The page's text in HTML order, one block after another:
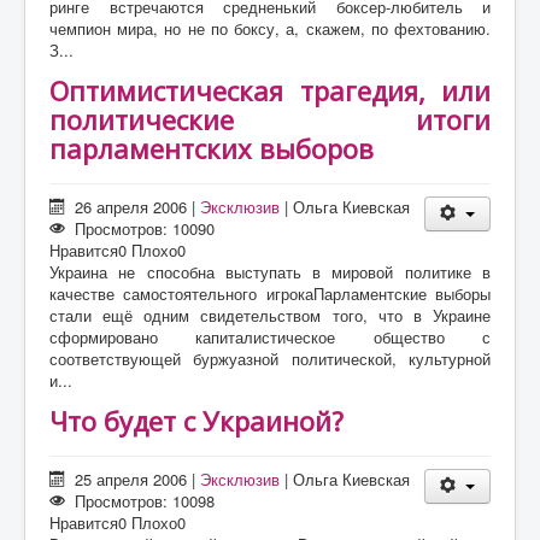
ринге встречаются средненький боксер-любитель и
чемпион мира, но не по боксу, а, скажем, по фехтованию.
З...
Оптимистическая трагедия, или
политические итоги
парламентских выборов
26 апреля 2006 | Эксклюзив |Ольга Киевская
Просмотров: 10090
Нравится0 Плохо0
Украина не способна выступать в мировой политике в
качестве самостоятельного игрокаПарламентские выборы
стали ещё одним свидетельством того, что в Украине
сформировано капиталистическое общество с
соответствующей буржуазной политической, культурной
и...
Что будет с Украиной?
25 апреля 2006 | Эксклюзив |Ольга Киевская
Просмотров: 10098
Нравится0 Плохо0